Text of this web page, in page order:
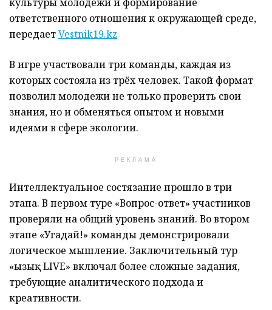
ответственного отношения к окружающей среде,
передаетVestnik19.kz
В игре участвовали три команды, каждая из
которых состояла из трёх человек. Такой формат
позволил молодежи не только проверить свои
знания, но и обменяться опытом и новыми
идеями в сфере экологии.
РЕКЛАМА
Интеллектуальное состязание прошло в три
этапа. В первом туре «Вопрос-ответ» участников
проверяли на общий уровень знаний. Во втором
этапе «Угадай!» команды демонстрировали
логическое мышление. Заключительный тур
«Қызық LIVE» включал более сложные задания,
требующие аналитического подхода и
креативности.